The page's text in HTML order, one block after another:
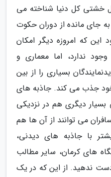
خشتی کل دنیا شناخته می
جای مانده از دوران حکوت
که امروزه دیگر امکان
ندارد، اما معماری و
بسیاری را از بین
جذب می کند. جاذبه های
دیگری هم در نزدیکی
می توانند از آن ها هم
با جاذبه های دیدنی،
های کرمان، سایر مطالب
دست ندهید. از این که در یک